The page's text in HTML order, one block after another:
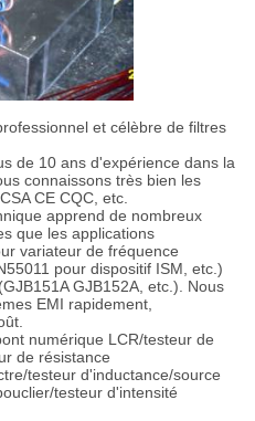
et célèbre de filtres
de 10 ans d'expérience dans la
connaissons très bien les
CE CQC, etc.
apprend de nombreux
que les applications
variateur de fréquence
pour dispositif ISM, etc.)
GJB152A, etc.). Nous
EMI rapidement,
numérique LCR/testeur de
de résistance
testeur d'inductance/source
testeur d'intensité